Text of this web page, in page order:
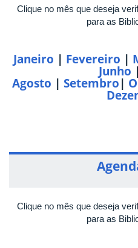
Clique no mês que deseja
para as
Janeiro | Fevereiro |
Junho |
Agosto | Setembro|
Clique no mês que deseja
para as